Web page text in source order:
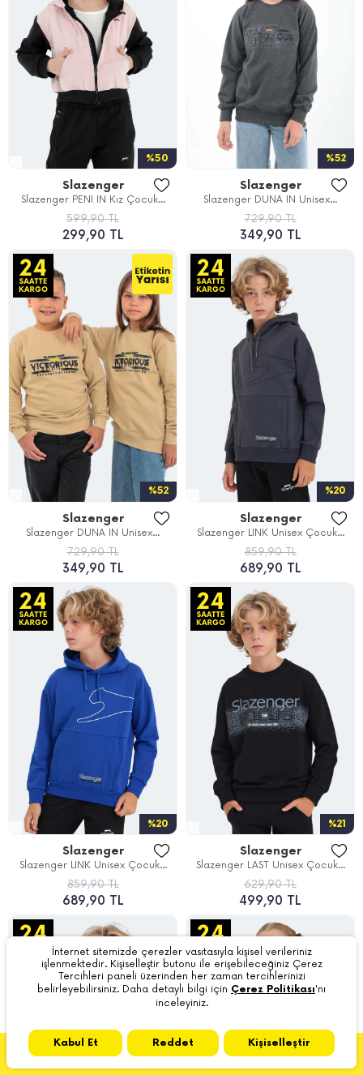
%50
Slazenger
Slazenger PENI IN Kız Çocuk...
599,90 TL
299,90 TL
%52
Slazenger
Slazenger DUNA IN Unisex...
729,90 TL
349,90 TL
%52
Slazenger
Slazenger DUNA IN Unisex...
729,90 TL
349,90 TL
%20
Slazenger
Slazenger LINK Unisex Çocuk...
859,90 TL
689,90 TL
%20
Slazenger
Slazenger LINK Unisex Çocuk...
859,90 TL
689,90 TL
%21
Slazenger
Slazenger LAST Unisex Çocuk...
629,90 TL
499,90 TL
İnternet sitemizde çerezler vasıtasıyla kişisel verileriniz
işlenmektedir. Kişiselleştir butonu ile erişebileceğiniz Çerez
Tercihleri paneli üzerinden her zaman tercihlerinizi
belirleyebilirsiniz. Daha detaylı bilgi için Çerez Politikası'nı
inceleyiniz.
Kabul Et Reddet Kişiselleştir